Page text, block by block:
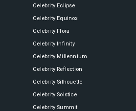
Edge®
Equinox®
Infinity®
Celebrity Eclipse
Celebrity Equinox
Celebrity Flora
Celebrity Infinity
Celebrity Millennium
Celebrity Reflection
Celebrity Silhouette
Celebrity Solstice
Celebrity Summit